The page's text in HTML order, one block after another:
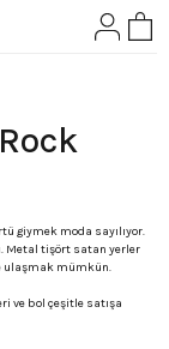
giymek moda sayılıyor.
Metal tişört satan yerler
ulaşmak mümkün.
ve bol çeşitle satışa